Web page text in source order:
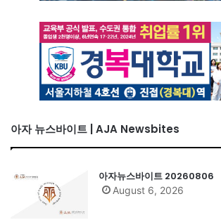
아자 뉴스바이트 | AJA Newsbites
아자뉴스바이트 20260806
August 6, 2026